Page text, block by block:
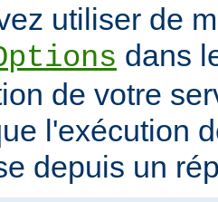
utiliser de
dans
de votre
l'exécution
depuis un